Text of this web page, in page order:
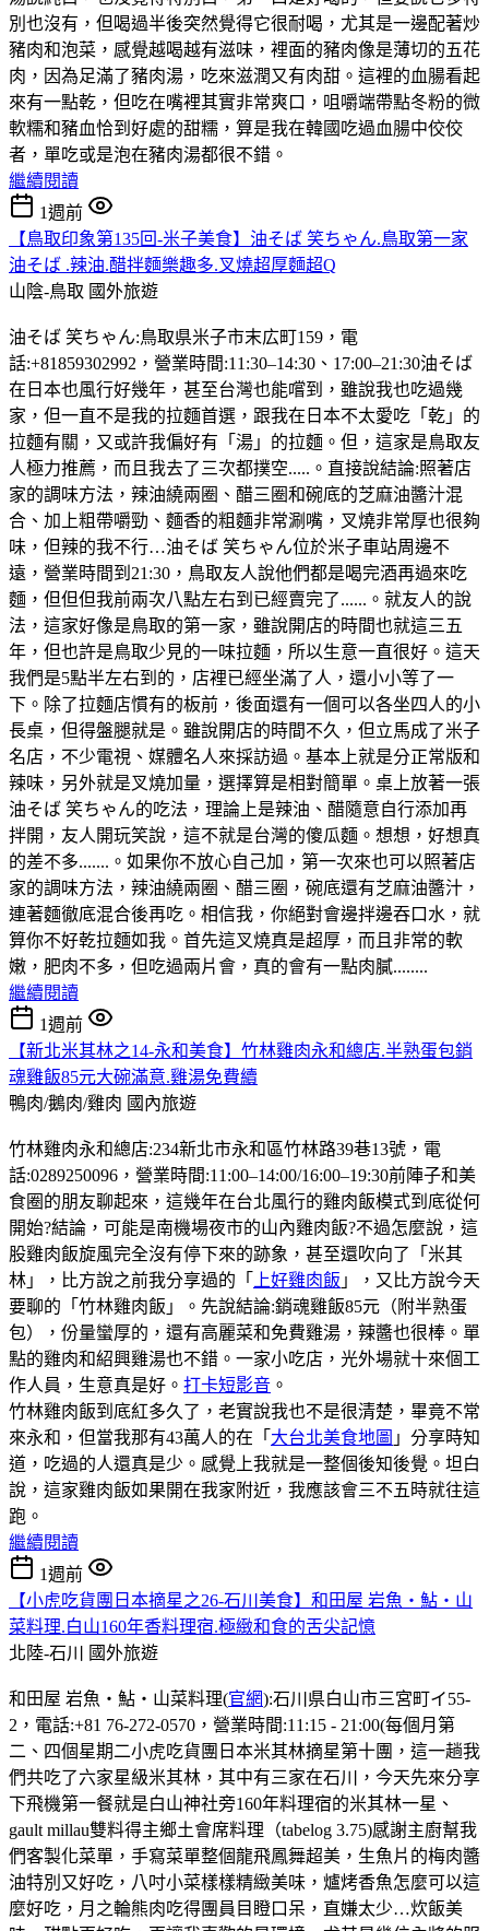
別也沒有，但喝過半後突然覺得它很耐喝，尤其是一邊配著炒
豬肉和泡菜，感覺越喝越有滋味，裡面的豬肉像是薄切的五花
肉，因為足滿了豬肉湯，吃來滋潤又有肉甜。這裡的血腸看起
來有一點乾，但吃在嘴裡其實非常爽口，咀嚼端帶點冬粉的微
軟糯和豬血恰到好處的甜糯，算是我在韓國吃過血腸中佼佼
者，單吃或是泡在豬肉湯都很不錯。
繼續閱讀
1週前
【鳥取印象第135回-米子美食】油そば 笑ちゃん.鳥取第一家
油そば .辣油.醋拌麵樂趣多.叉燒超厚麵超Q
山陰-鳥取 國外旅遊
油そば 笑ちゃん:鳥取県米子市末広町159，電
話:+81859302992，營業時間:11:30–14:30、17:00–21:30油そば
在日本也風行好幾年，甚至台灣也能嚐到，雖說我也吃過幾
家，但一直不是我的拉麵首選，跟我在日本不太愛吃「乾」的
拉麵有關，又或許我偏好有「湯」的拉麵。但，這家是鳥取友
人極力推薦，而且我去了三次都撲空.....。直接說結論:照著店
家的調味方法，辣油繞兩圈、醋三圈和碗底的芝麻油醬汁混
合、加上粗帶嚼勁、麵香的粗麵非常涮嘴，叉燒非常厚也很夠
味，但辣的我不行…油そば 笑ちゃん位於米子車站周邊不
遠，營業時間到21:30，鳥取友人說他們都是喝完酒再過來吃
麵，但但但我前兩次八點左右到已經賣完了......。就友人的說
法，這家好像是鳥取的第一家，雖說開店的時間也就這三五
年，但也許是鳥取少見的一味拉麵，所以生意一直很好。這天
我們是5點半左右到的，店裡已經坐滿了人，還小小等了一
下。除了拉麵店慣有的板前，後面還有一個可以各坐四人的小
長桌，但得盤腿就是。雖說開店的時間不久，但立馬成了米子
名店，不少電視、媒體名人來採訪過。基本上就是分正常版和
辣味，另外就是叉燒加量，選擇算是相對簡單。桌上放著一張
油そば 笑ちゃん的吃法，理論上是辣油、醋隨意自行添加再
拌開，友人開玩笑說，這不就是台灣的傻瓜麵。想想，好想真
的差不多.......。如果你不放心自己加，第一次來也可以照著店
家的調味方法，辣油繞兩圈、醋三圈，碗底還有芝麻油醬汁，
連著麵徹底混合後再吃。相信我，你絕對會邊拌邊吞口水，就
算你不好乾拉麵如我。首先這叉燒真是超厚，而且非常的軟
嫩，肥肉不多，但吃過兩片會，真的會有一點肉膩........
繼續閱讀
1週前
【新北米其林之14-永和美食】竹林雞肉永和總店.半熟蛋包銷
魂雞飯85元大碗滿意.雞湯免費續
鴨肉/鵝肉/雞肉 國內旅遊
竹林雞肉永和總店:234新北市永和區竹林路39巷13號，電
話:0289250096，營業時間:11:00–14:00/16:00–19:30前陣子和美
食圈的朋友聊起來，這幾年在台北風行的雞肉飯模式到底從何
開始?結論，可能是南機場夜市的山內雞肉飯?不過怎麼說，這
股雞肉飯旋風完全沒有停下來的跡象，甚至還吹向了「米其
林」，比方說之前我分享過的「
上好雞肉飯 」，又比方說今天
要聊的「竹林雞肉飯」。先說結論:銷魂雞飯85元（附半熟蛋
包），份量蠻厚的，還有高麗菜和免費雞湯，辣醬也很棒。單
點的雞肉和紹興雞湯也不錯。一家小吃店，光外場就十來個工
作人員，生意真是好。 打卡短影音 。
竹林雞肉飯到底紅多久了，老實說我也不是很清楚，畢竟不常
來永和，但當我那有43萬人的在「 大台北美食地圖 」分享時知
道，吃過的人還真是少。感覺上我就是一整個後知後覺。坦白
說，這家雞肉飯如果開在我家附近，我應該會三不五時就往這
跑。
繼續閱讀
1週前
【小虎吃貨團日本摘星之26-石川美食】和田屋 岩魚・鮎・山
菜料理.白山160年香料理宿.極緻和食的舌尖記憶
北陸-石川
國外旅遊
和田屋 岩魚・鮎・山菜料理(官網):石川県白山市三宮町イ55-
2，電話:+81 76-272-0570，營業時間:11:15 - 21:00(每個月第
二、四個星期二小虎吃貨團日本米其林摘星第十團，這一趟我
們共吃了六家星級米其林，其中有三家在石川，今天先來分享
下飛機第一餐就是白山神社旁160年料理宿的米其林一星、
gault millau雙料得主鄉土會席料理（tabelog 3.75)感謝主廚幫我
們客製化菜單，手寫菜單整個龍飛鳳舞超美，生魚片的梅肉醬
油特別又好吃，八吋小菜樣樣精緻美味，爐烤香魚怎麼可以這
麼好吃，月之輪熊肉吃得團員目瞪口呆，直嫌太少…炊飯美